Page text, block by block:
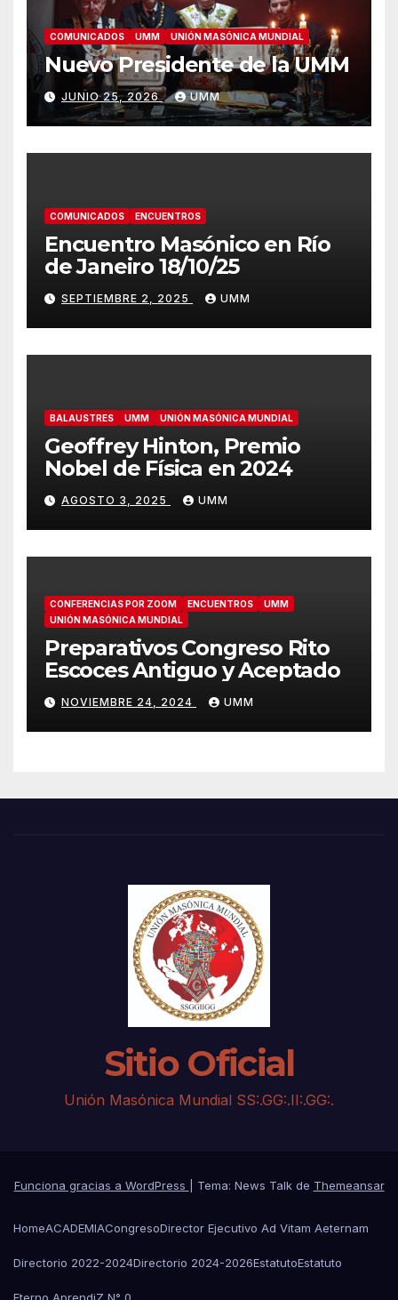
COMUNICADOS UMM UNIÓN MASÓNICA MUNDIAL
Nuevo Presidente de la UMM
JUNIO 25, 2026 UMM
COMUNICADOS ENCUENTROS
Encuentro Masónico en Río
de Janeiro 18/10/25
SEPTIEMBRE 2, 2025 UMM
BALAUSTRES UMM UNIÓN MASÓNICA MUNDIAL
Geoffrey Hinton, Premio
Nobel de Física en 2024
AGOSTO 3, 2025 UMM
CONFERENCIAS POR ZOOM ENCUENTROS
UMM
UNIÓN MASÓNICA MUNDIAL
Preparativos Congreso Rito
Escoces Antiguo y Aceptado
NOVIEMBRE 24, 2024 UMM
Sitio Oficial
Unión Masónica Mundial SS:.GG:.II:.GG:.
Funciona gracias a WordPress Tema: News Talk de Themeansar
HomeACADEMIACongresoDirector Ejecutivo Ad Vitam Aeternam
Directorio 2022-2024Directorio 2024-2026EstatutoEstatuto
Eterno AprendiZ N° 0